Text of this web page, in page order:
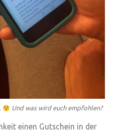
Und was wird euch empfohlen?
einen Gutschein in der